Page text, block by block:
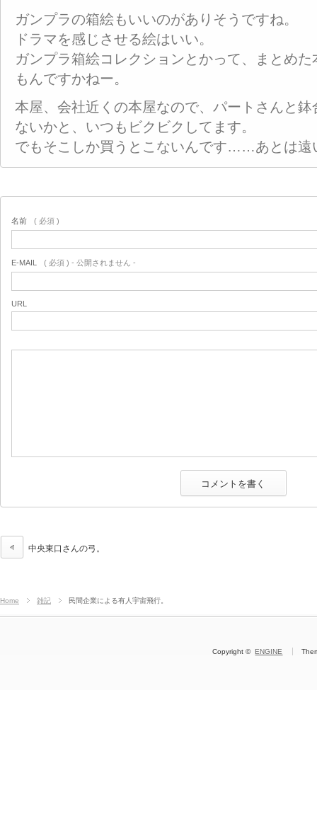
ガンプラの箱絵もいいのがありそうですね。
ドラマを感じさせる絵はいい。
ガンプラ箱絵コレクションとかって、まとめ
もんですかねー。
本屋、会社近くの本屋なので、パートさんと
ないかと、いつもビクビクしてます。
でもそこしか買うとこないんです……あとは遠
名前 ( 必須 )
E-MAIL ( 必須 ) - 公開されません -
URL
中央東口さんの弓。
Home 雑記 民間企業による有人宇宙飛行。
Copyright ©ENGINE